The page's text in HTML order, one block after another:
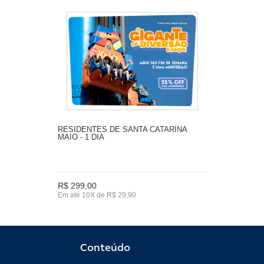
RESIDENTES DE SANTA CATARINA
MAIO - 1 DIA
R$ 299,00
Em até 10X de R$ 29,90
Conteúdo